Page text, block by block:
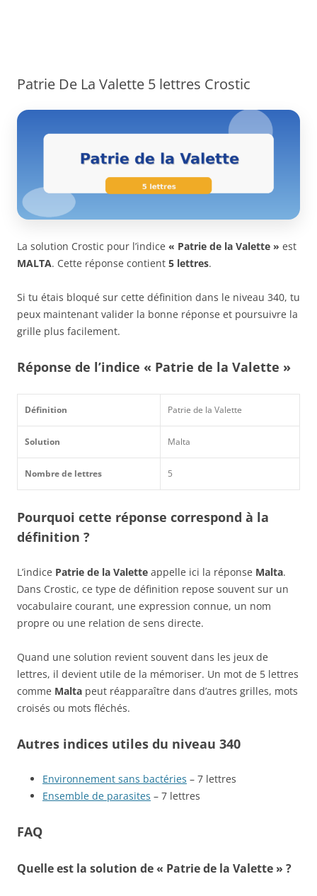
Patrie De La Valette 5 lettres Crostic
La solution Crostic pour l’indice « Patrie de la Valette » est
MALTA. Cette réponse contient 5 lettres.
Si tu étais bloqué sur cette définition dans le niveau 340, tu
peux maintenant valider la bonne réponse et poursuivre la
grille plus facilement.
Réponse de l’indice « Patrie de la Valette »
Définition Patrie de la Valette
Solution Malta
Nombre de lettres 5
Pourquoi cette réponse correspond à la
définition ?
L’indice Patrie de la Valette appelle ici la réponse Malta.
Dans Crostic, ce type de définition repose souvent sur un
vocabulaire courant, une expression connue, un nom
propre ou une relation de sens directe.
Quand une solution revient souvent dans les jeux de
lettres, il devient utile de la mémoriser. Un mot de 5 lettres
comme Malta peut réapparaître dans d’autres grilles, mots
croisés ou mots fléchés.
Autres indices utiles du niveau 340
Environnement sans bactéries – 7 lettres
Ensemble de parasites – 7 lettres
FAQ
Quelle est la solution de « Patrie de la Valette » ?